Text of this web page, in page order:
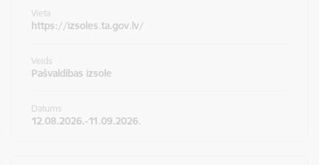
Vieta
https://izsoles.ta.gov.lv/
Veids
Pašvaldības izsole
Datums
12.08.2026.-11.09.2026.